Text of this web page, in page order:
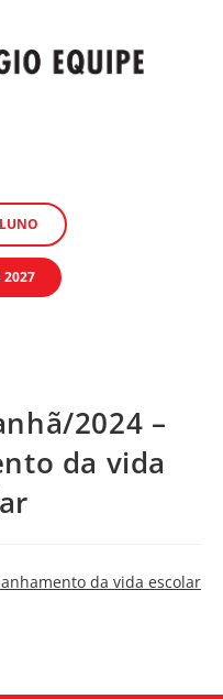
2027
2024 –
da vida
da vida escolar